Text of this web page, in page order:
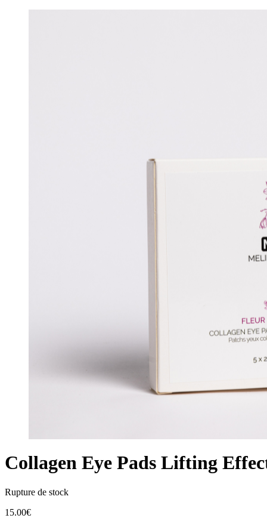
Collagen Eye Pads Lifting
Rupture de stock
15.00€